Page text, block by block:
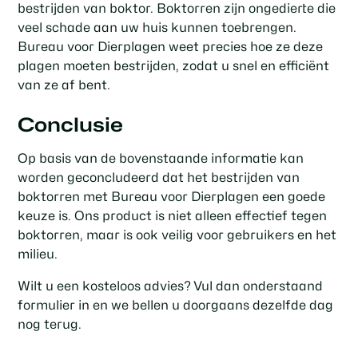
bestrijden van boktor. Boktorren zijn ongedierte die
veel schade aan uw huis kunnen toebrengen.
Bureau voor Dierplagen weet precies hoe ze deze
plagen moeten bestrijden, zodat u snel en efficiënt
van ze af bent.
Conclusie
Op basis van de bovenstaande informatie kan
worden geconcludeerd dat het bestrijden van
boktorren met Bureau voor Dierplagen een goede
keuze is. Ons product is niet alleen effectief tegen
boktorren, maar is ook veilig voor gebruikers en het
milieu.
Wilt u een kosteloos advies? Vul dan onderstaand
formulier in en we bellen u doorgaans dezelfde dag
nog terug.